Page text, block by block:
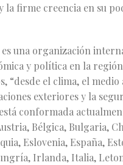
la firme creencia en su
una organización
y política en la
“desde el clima, el medio
exteriores y la
conformada
Bélgica, Bulgaria,
Eslovenia, España,
Irlanda, Italia,